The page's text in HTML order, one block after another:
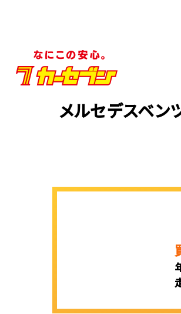
メルセデスベ